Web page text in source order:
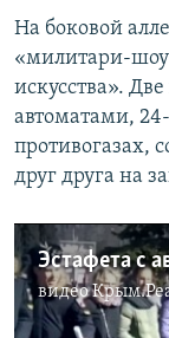
На боковой
«милитари-шоу
искусства».
автоматами,
противогазах,
друг друга на
видео